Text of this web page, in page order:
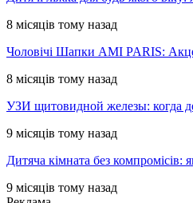
8 місяців тому назад
Чоловічі Шапки AMI PARIS:
8 місяців тому назад
УЗИ щитовидной железы: когда
9 місяців тому назад
Дитяча кімната без компромісів:
9 місяців тому назад